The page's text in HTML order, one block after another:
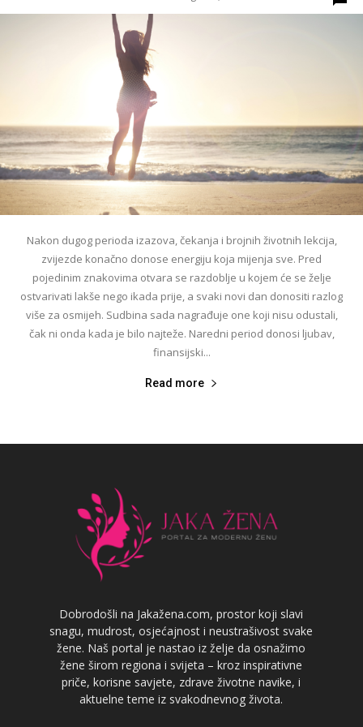
Nakon dugog perioda izazova, čekanja i brojnih životnih lekcija,
zvijezde konačno donose energiju koja mijenja sve. Pred
pojedinim znakovima otvara se razdoblje u kojem će se želje
ostvarivati lakše nego ikada prije, a svaki novi dan donositi razlog
više za osmijeh. Sudbina sada nagrađuje one koji nisu odustali,
čak ni onda kada je bilo najteže. Naredni period donosi ljubav,
finansijski...
Read more
Dobrodošli na Jakažena.com, prostor koji slavi
snagu, mudrost, osjećajnost i neustrašivost svake
žene. Naš portal je nastao iz želje da osnažimo
žene širom regiona i svijeta – kroz inspirativne
priče, korisne savjete, zdrave životne navike, i
aktuelne teme iz svakodnevnog života.